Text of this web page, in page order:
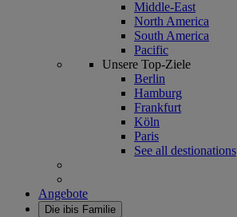
Middle-East
North America
South America
Pacific
Unsere Top-Ziele
Berlin
Hamburg
Frankfurt
Köln
Paris
See all destionations
Angebote
Die ibis Familie